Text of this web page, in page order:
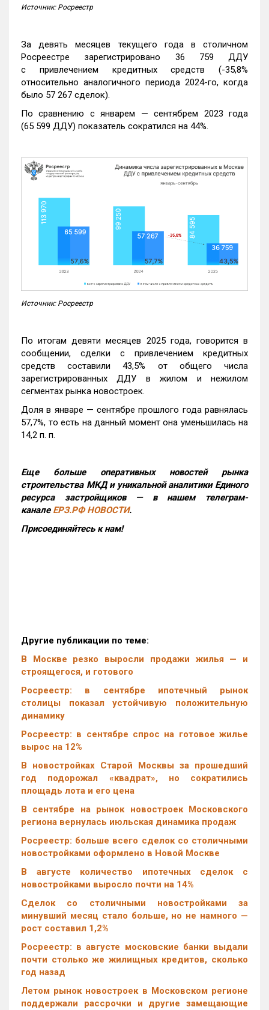
Источник: Росреестр
За девять месяцев текущего года в столичном
Росреестре зарегистрировано 36 759 ДДУ
с привлечением кредитных средств (-35,8%
относительно аналогичного периода 2024-го, когда
было 57 267 сделок).
По сравнению с январем — сентябрем 2023 года
(65 599 ДДУ) показатель сократился на 44%.
Источник: Росреестр
По итогам девяти месяцев 2025 года, говорится в
сообщении, сделки с привлечением кредитных
средств составили 43,5% от общего числа
зарегистрированных ДДУ в жилом и нежилом
сегментах рынка новостроек.
Доля в январе — сентябре прошлого года равнялась
57,7%, то есть на данный момент она уменьшилась на
14,2 п. п.
Еще больше оперативных новостей рынка
строительства МКД и уникальной аналитики Единого
ресурса застройщиков — в нашем телеграм-
канале ЕРЗ.РФ НОВОСТИ.
Присоединяйтесь к нам!
Другие публикации по теме:
В Москве резко выросли продажи жилья — и
строящегося, и готового
Росреестр: в сентябре ипотечный рынок
столицы показал устойчивую положительную
динамику
Росреестр: в сентябре спрос на готовое жилье
вырос на 12%
В новостройках Старой Москвы за прошедший
год подорожал «квадрат», но сократились
площадь лота и его цена
В сентябре на рынок новостроек Московского
региона вернулась июльская динамика продаж
Росреестр: больше всего сделок со столичными
новостройками оформлено в Новой Москве
В августе количество ипотечных сделок с
новостройками выросло почти на 14%
Cделок со столичными новостройками за
минувший месяц стало больше, но не намного —
рост составил 1,2%
Росреестр: в августе московские банки выдали
почти столько же жилищных кредитов, сколько
год назад
Летом рынок новостроек в Московском регионе
поддержали рассрочки и другие замещающие